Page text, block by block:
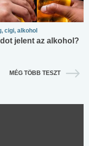
cigi, alkohol
jelent az alkohol?
MÉG TÖBB TESZT